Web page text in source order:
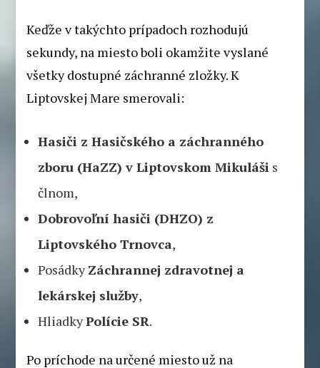
Keďže v takýchto prípadoch rozhodujú
sekundy, na miesto boli okamžite vyslané
všetky dostupné záchranné zložky. K
Liptovskej Mare smerovali:
Hasiči z Hasičského a záchranného
zboru (HaZZ) v Liptovskom Mikuláši s
člnom,
Dobrovoľní hasiči (DHZO) z
Liptovského Trnovca,
PosádkyZáchrannej zdravotnej a
lekárskej služby,
HliadkyPolície SR.
Po príchode na určené miesto už na